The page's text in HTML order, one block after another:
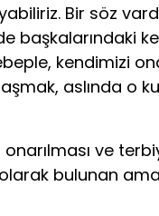
Bir söz
başkalarındaki
kendimizi
aslında o
ve
bulunan